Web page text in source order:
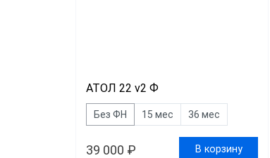
АТОЛ 22 v2 Ф
Без ФН 15 мес 36 мес
39 000 ₽ В корзину